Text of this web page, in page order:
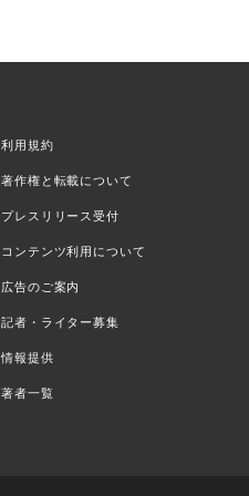
利用規約
著作権と転載について
プレスリリース受付
コンテンツ利用について
広告のご案内
記者・ライター募集
情報提供
著者一覧